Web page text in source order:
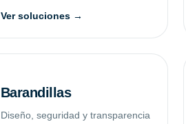
Ver soluciones →
Barandillas
Diseño, seguridad y transparencia